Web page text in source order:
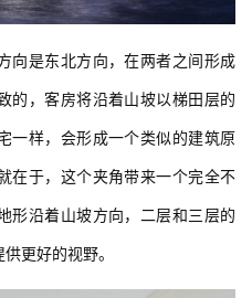
向是东北方向，在两者之间形成
的，客房将沿着山坡以梯田层的
一样，会形成一个类似的建筑原
在于，这个夹角带来一个完全不
形沿着山坡方向，二层和三层的
更好的视野。